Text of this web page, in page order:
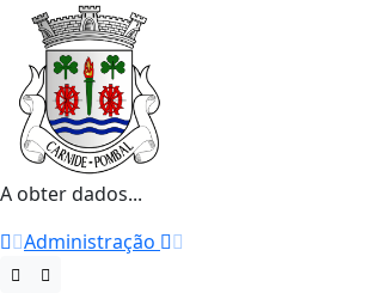
A obter dados...
Administração